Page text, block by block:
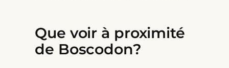
Que voir à proximité
de Boscodon?